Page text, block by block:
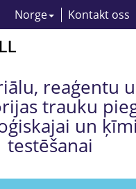
Norge Kontakt oss
reaģentu
trauku
un
testēšanai